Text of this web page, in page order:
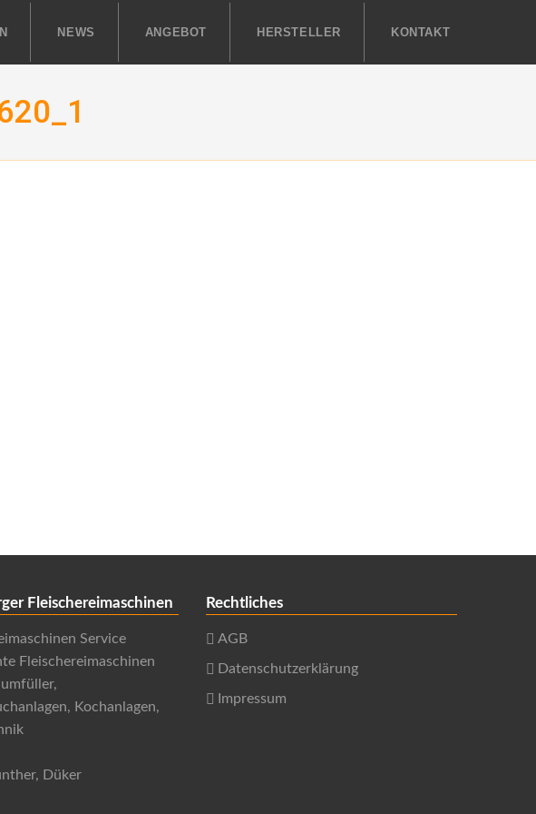
NEWS ANGEBOT HERSTELLER KONTAKT
Fleischereimaschinen
Service
Fleischereimaschinen
Kochanlagen,
Düker
Rechtliches
AGB
Datenschutzerklärung
Impressum